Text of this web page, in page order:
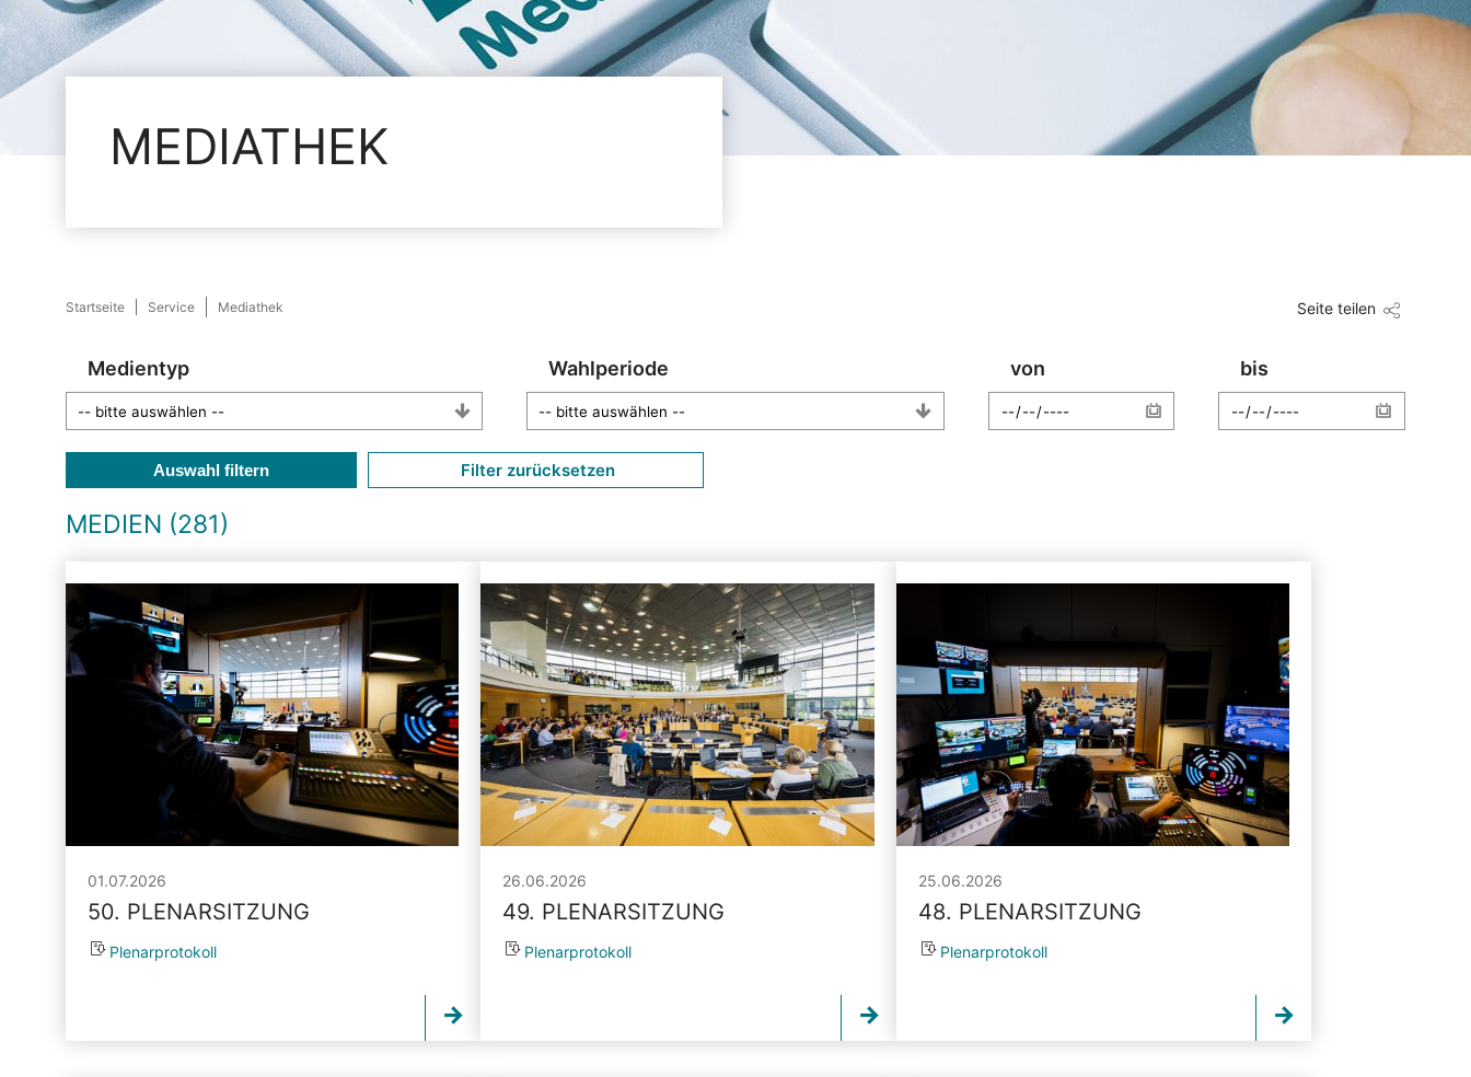
MEDIATHEK
Startseite Service Mediathek Seite teilen
Medientyp Wahlperiode von bis
Auswahl filtern Filter zurücksetzen
MEDIEN (281)
01.07.2026
50. PLENARSITZUNG
Plenarprotokoll
26.06.2026
49. PLENARSITZUNG
Plenarprotokoll
25.06.2026
48. PLENARSITZUNG
Plenarprotokoll